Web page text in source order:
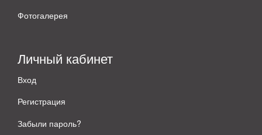
Фотогалерея
Личный кабинет
Вход
Регистрация
Забыли пароль?